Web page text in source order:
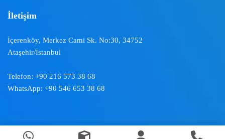
İletişim
İçerenköy, Merkez Cami Sk. No:30, 34752
Ataşehir/İstanbul
Telefon: +90 216 573 38 68
WhatsApp: +90 546 653 38 68